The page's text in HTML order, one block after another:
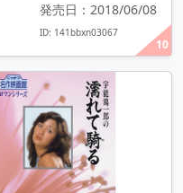
10
発売日：2018/06/08
ID: 141bbxn03067